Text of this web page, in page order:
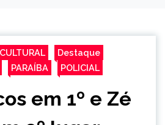
CULTURAL
Destaque
PARAÍBA POLICIAL
em 1º e Zé